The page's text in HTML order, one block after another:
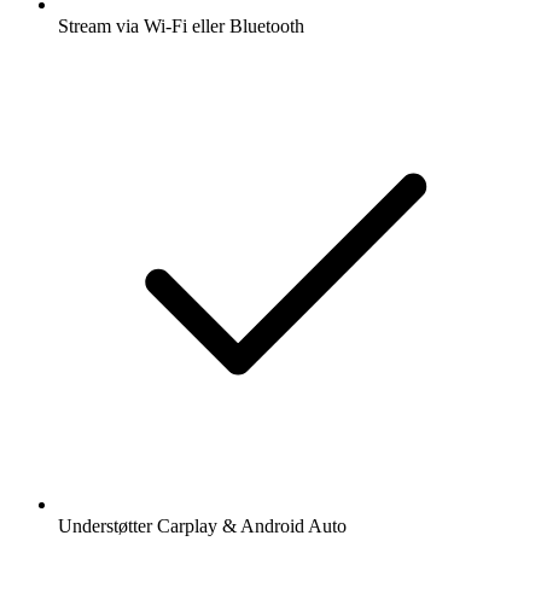
Stream via Wi-Fi eller Bluetooth
Understøtter Carplay & Android Auto